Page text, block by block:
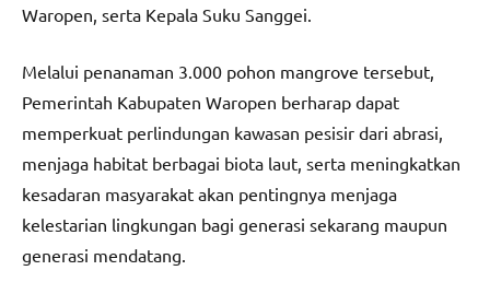
Waropen, serta Kepala Suku Sanggei.
Melalui penanaman 3.000 pohon mangrove tersebut,
Pemerintah Kabupaten Waropen berharap dapat
memperkuat perlindungan kawasan pesisir dari abrasi,
menjaga habitat berbagai biota laut, serta meningkatkan
kesadaran masyarakat akan pentingnya menjaga
kelestarian lingkungan bagi generasi sekarang maupun
generasi mendatang.